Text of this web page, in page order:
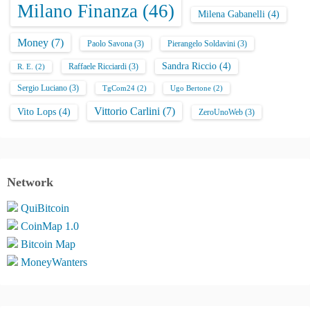
Milano Finanza (46) Milena Gabanelli (4)
Money (7) Paolo Savona (3) Pierangelo Soldavini (3)
R. E. (2) Raffaele Ricciardi (3) Sandra Riccio (4)
Sergio Luciano (3) TgCom24 (2) Ugo Bertone (2)
Vito Lops (4) Vittorio Carlini (7) ZeroUnoWeb (3)
Network
QuiBitcoin
CoinMap 1.0
Bitcoin Map
MoneyWanters